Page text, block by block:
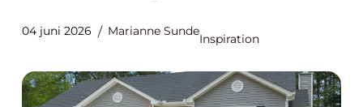
04 juni 2026 Marianne Sunde
Inspiration